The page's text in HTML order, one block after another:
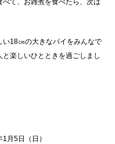
て、お雑煮を食べたら、次は
18㎝の大きなパイをみんなで
楽しいひとときを過ごしまし
月5日（日）